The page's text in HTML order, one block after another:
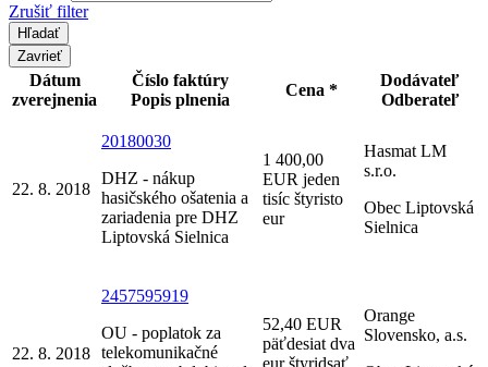
Zrušiť filter
Zavrieť
Dátum
zverejnenia
Číslo faktúry
Popis plnenia
Cena *
Dodávateľ
Odberateľ
22. 8. 2018
20180030
DHZ - nákup
hasičského ošatenia a
zariadenia pre DHZ
Liptovská Sielnica
1 400,00
EUR jeden
tisíc štyristo
eur
Hasmat LM
s.r.o.
Obec Liptovská
Sielnica
22. 8. 2018
2457595919
OU - poplatok za
telekomunikačné
52,40 EUR
päťdesiat dva
eur štyridsať
Orange
Slovensko, a.s.